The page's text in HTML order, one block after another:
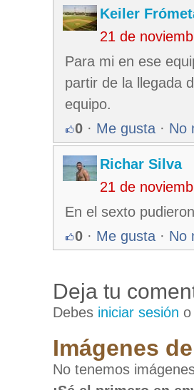
Keiler
21 de
Para mi en ese
partir de la llegada
equipo.
0 · Me gusta · No
Richar Silva
21 de
En el sexto
0 · Me gusta · No
Deja tu
Debes iniciar sesión
Imágenes
No tenemos